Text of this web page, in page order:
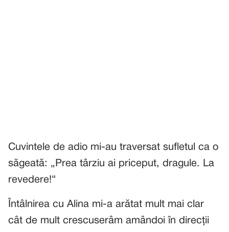
Cuvintele de adio mi-au traversat sufletul ca o
săgeată: „Prea târziu ai priceput, dragule. La
revedere!“
Întâlnirea cu Alina mi-a arătat mult mai clar
cât de mult crescuserâm amândoi în direcții